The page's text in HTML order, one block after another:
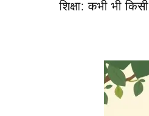
शिक्षा: कभी भी